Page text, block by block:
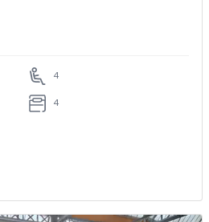
4
4